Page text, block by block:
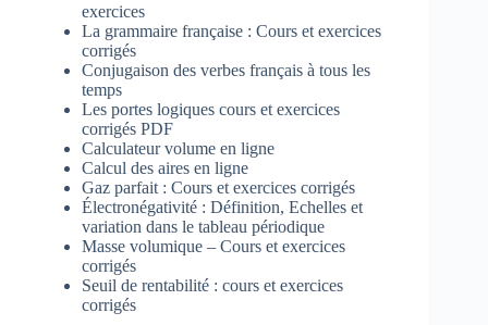
exercices
La grammaire française : Cours et exercices
corrigés
Conjugaison des verbes français à tous les
temps
Les portes logiques cours et exercices
corrigés PDF
Calculateur volume en ligne
Calcul des aires en ligne
Gaz parfait : Cours et exercices corrigés
Électronégativité : Définition, Echelles et
variation dans le tableau périodique
Masse volumique – Cours et exercices
corrigés
Seuil de rentabilité : cours et exercices
corrigés